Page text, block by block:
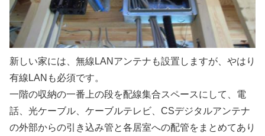
新しい家には、無線LANアンテナも設置しますが、やはり
有線LANも必須です。
一階の収納の一番上の段を配線集合スペースにして、電
話、光ケーブル、ケーブルテレビ、CSデジタルアンテナ
の外部からの引き込み管と各居室への配管をまとめてあり